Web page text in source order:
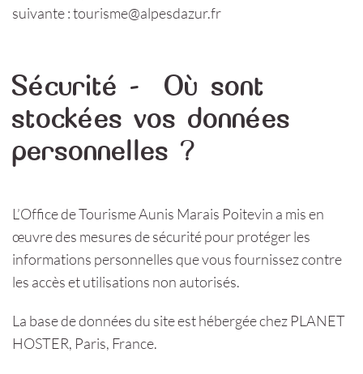
suivante : tourisme@alpesdazur.fr
Sécurité – Où sont
stockées vos données
personnelles ?
L’Office de Tourisme Aunis Marais Poitevin a mis en
œuvre des mesures de sécurité pour protéger les
informations personnelles que vous fournissez contre
les accès et utilisations non autorisés.
La base de données du site est hébergée chez PLANET
HOSTER, Paris, France.